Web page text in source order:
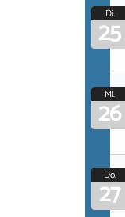
Di.
25
Mi.
26
Do.
27